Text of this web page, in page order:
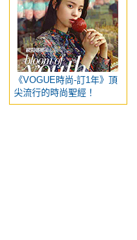
《VOGUE時尚-訂1年》頂
尖流行的時尚聖經！